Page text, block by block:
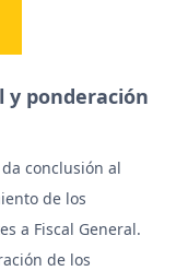
y ponderación
conclusión al
de los
a Fiscal General.
de los